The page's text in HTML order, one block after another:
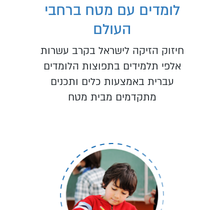
לומדים עם מטח ברחבי
העולם
חיזוק הזיקה לישראל בקרב עשרות
אלפי תלמידים בתפוצות הלומדים
עברית באמצעות כלים ותכנים
מתקדמים מבית מטח